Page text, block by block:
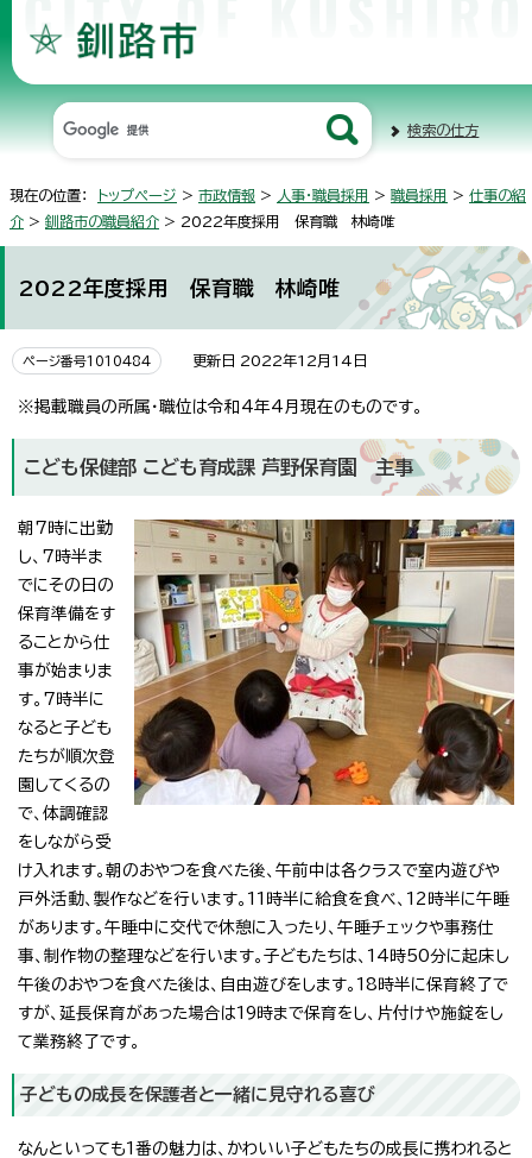
検索の仕方
現在の位置： トップページ > 市政情報 > 人事・職員採用 > 職員採用 > 仕事の紹
介 > 釧路市の職員紹介 > 2022年度採用 保育職 林崎唯
2022年度採用 保育職 林崎唯
ページ番号1010484 更新日 2022年12月14日
※掲載職員の所属・職位は令和4年4月現在のものです。
こども保健部 こども育成課 芦野保育園 主事
朝7時に出勤
し、7時半ま
でにその日の
保育準備をす
ることから仕
事が始まりま
す。7時半に
なると子ども
たちが順次登
園してくるの
で、体調確認
をしながら受
け入れます。朝のおやつを食べた後、午前中は各クラスで室内遊びや
戸外活動、製作などを行います。11時半に給食を食べ、12時半に午睡
があります。午睡中に交代で休憩に入ったり、午睡チェックや事務仕
事、制作物の整理などを行います。子どもたちは、14時50分に起床し
午後のおやつを食べた後は、自由遊びをします。18時半に保育終了で
すが、延長保育があった場合は19時まで保育をし、片付けや施錠をし
て業務終了です。
子どもの成長を保護者と一緒に見守れる喜び
なんといっても1番の魅力は、かわいい子どもたちの成長に携われると